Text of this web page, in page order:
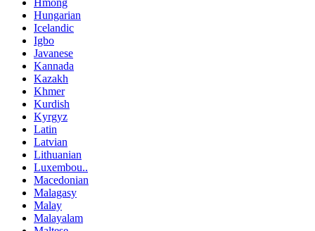
Hmong
Hungarian
Icelandic
Igbo
Javanese
Kannada
Kazakh
Khmer
Kurdish
Kyrgyz
Latin
Latvian
Lithuanian
Luxembou..
Macedonian
Malagasy
Malay
Malayalam